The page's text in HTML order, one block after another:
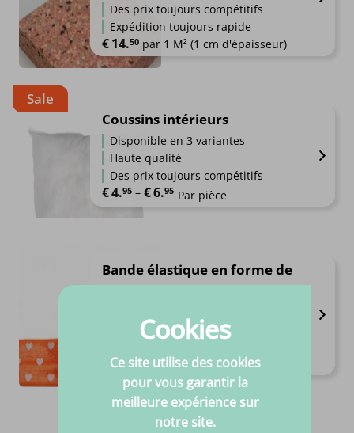
Des prix toujours compétitifs
Expédition toujours rapide
€14.50 par 1 M² (1 cm d'épaisseur)
Sale
Coussins intérieurs
Disponible en 3 variantes
Haute qualité
Des prix toujours compétitifs
€4.95 – €6.95
Plage de prix : €4.95 à €6.95
Par pièce
Bande élastique en forme de
cœur
Largeur 2,5 cm
Haute qualité
2.50 Par mètre
Cookies
Ce site utilise des cookies
pour vous garantir la
meilleure expérience sur
notre site.